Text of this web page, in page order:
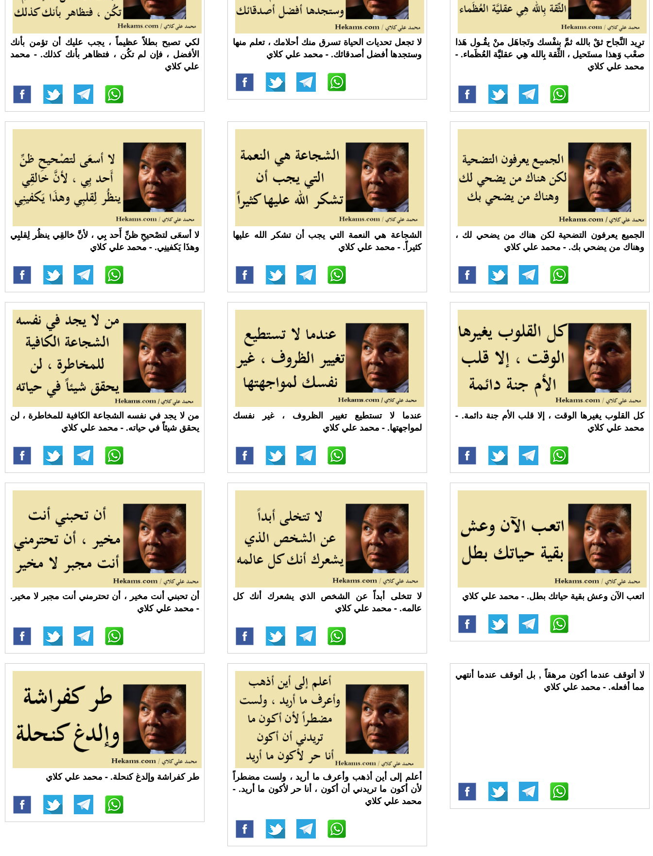
لكي تصبح بطلاً عظيماً ، يجب عليك أن تؤمن بأنك
الأفضل ، فإن لم تكُن ، فتظاهر بأنك كذلك. - محمد
علي كلاي
لا تجعل تحديات الحياة تسرق منك أحلامك ، تعلم منها
وستجدها أفضل أصدقائك. - محمد علي كلاي
ترِيد النَّجاح ثقْ بالله ثمَّ بنفْسك وتَجاهَل منْ يقُـول هَذا
صعْب وَهذا مستَحيل ، الثِّقة بِالله هِي عقليَّة العُظَماء. -
محمد علي كلاي
لا أسعَى لتصْحيحِ ظنِّ أَحد بِي ، لأنَّ خالقِي ينظُر لِقلبِي
وهذَا يَكفينِي. - محمد علي كلاي
الشجاعة هي النعمة التي يجب أن تشكر الله عليها
كثيراً. - محمد علي كلاي
الجميع يعرفون التضحية لكن هناك من يضحي لك ،
وهناك من يضحي بك. - محمد علي كلاي
من لا يجد في نفسه الشجاعة الكافية للمخاطرة ، لن
يحقق شيئاً في حياته. - محمد علي كلاي
عندما لا تستطيع تغيير الظروف ، غير نفسك
لمواجهتها. - محمد علي كلاي
كل القلوب يغيرها الوقت ، إلا قلب الأم جنة دائمة. -
محمد علي كلاي
أن تحبني أنت مخير ، أن تحترمني أنت مجبر لا مخير.
- محمد علي كلاي
لا تتخلى أبداً عن الشخص الذي يشعرك أنك كل
عالمه. - محمد علي كلاي
اتعب الآن وعش بقية حياتك بطل. - محمد علي كلاي
طر كفراشة وإلدغ كنحلة. - محمد علي كلاي
أعلم إلى أين أذهب وأعرف ما أريد ، ولست مضطراً
لأن أكون ما تريدني أن أكون ، أنا حر لأكون ما أريد. -
محمد علي كلاي
لا أتوقف عندما أكون مرهقاً , بل أتوقف عندما أنتهي
مما أفعله. - محمد علي كلاي